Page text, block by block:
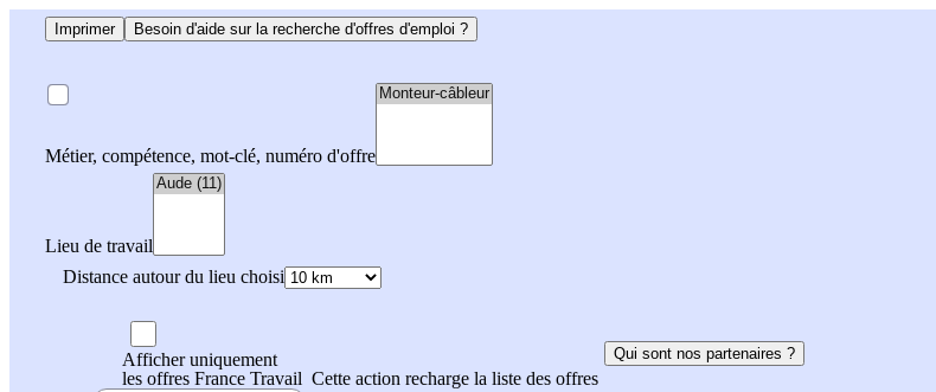
Imprimer Besoin d'aide sur la recherche d'offres d'emploi ?
Métier, compétence, mot-clé, numéro d'offre
Lieu de travail
Distance autour du lieu choisi
Afficher uniquement
les offres France Travail Cette action recharge la liste des offres
Qui sont nos partenaires ?